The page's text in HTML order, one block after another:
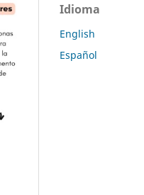
Idioma
English
Español